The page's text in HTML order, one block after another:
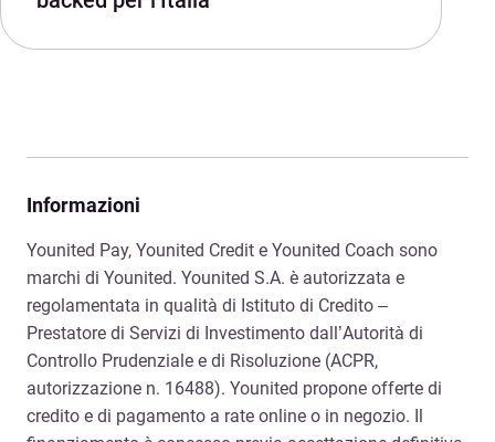
Informazioni
Younited Pay, Younited Credit e Younited Coach sono
marchi di Younited. Younited S.A. è autorizzata e
regolamentata in qualità di Istituto di Credito –
Prestatore di Servizi di Investimento dall’Autorità di
Controllo Prudenziale e di Risoluzione (ACPR,
autorizzazione n. 16488). Younited propone offerte di
credito e di pagamento a rate online o in negozio. Il